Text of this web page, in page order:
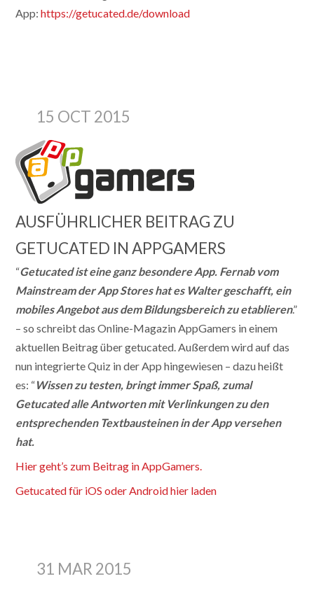
App:https://getucated.de/download
15 OCT 2015
AUSFÜHRLICHER BEITRAG ZU
GETUCATED IN APPGAMERS
“Getucated ist eine ganz besondere App. Fernab vom
Mainstream der App Stores hat es Walter geschafft, ein
mobiles Angebot aus dem Bildungsbereich zu etablieren.”
– so schreibt das Online-Magazin AppGamers in einem
aktuellen Beitrag über getucated. Außerdem wird auf das
nun integrierte Quiz in der App hingewiesen – dazu heißt
es: “Wissen zu testen, bringt immer Spaß, zumal
Getucated alle Antworten mit Verlinkungen zu den
entsprechenden Textbausteinen in der App versehen
hat.
Hier geht’s zum Beitrag in AppGamers.
Getucated für iOS oder Android hier laden
31 MAR 2015